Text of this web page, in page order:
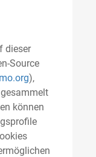
dieser
Source
),
können